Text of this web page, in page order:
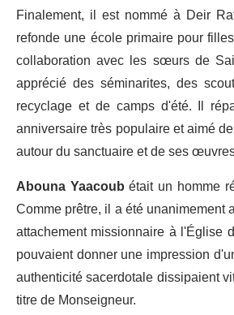
Finalement, il est nommé à Deir
refonde une école primaire pour
collaboration avec les sœurs de
apprécié des séminarites, des
recyclage et de camps d'été. Il
anniversaire très populaire et aimé
autour du sanctuaire et de ses
Abouna Yaacoubétait un homme
Comme prêtre, il a été
attachement missionnaire à l'Église
pouvaient donner une impression
authenticité sacerdotale dissipaient
titre de Monseigneur.